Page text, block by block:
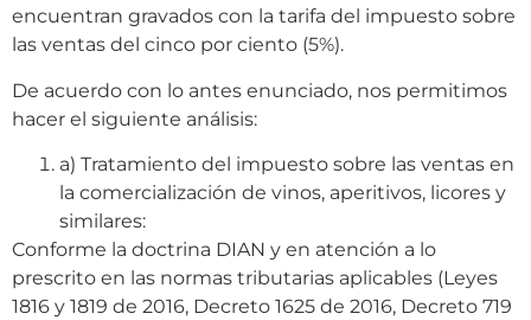
encuentran gravados con la tarifa del impuesto sobre
las ventas del cinco por ciento (5%).
De acuerdo con lo antes enunciado, nos permitimos
hacer el siguiente análisis:
a) Tratamiento del impuesto sobre las ventas en
la comercialización de vinos, aperitivos, licores y
similares:
Conforme la doctrina DIAN y en atención a lo
prescrito en las normas tributarias aplicables (Leyes
1816 y 1819 de 2016, Decreto 1625 de 2016, Decreto 719